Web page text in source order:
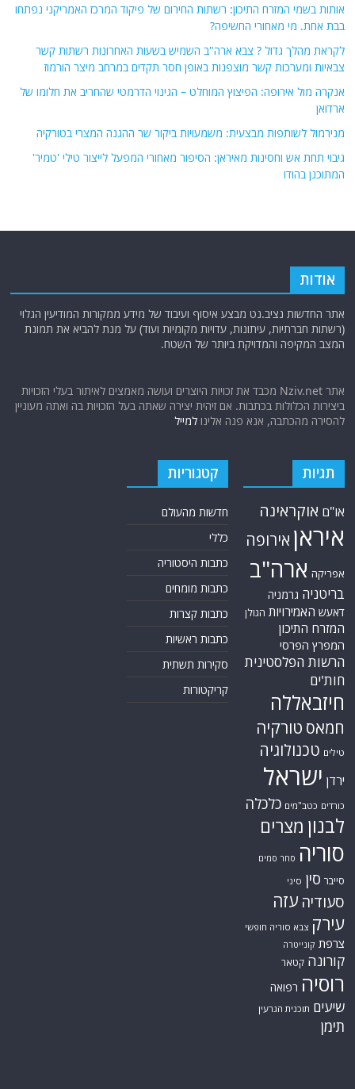
אותות בשמי המזרח התיכון: רשתות החירום של פיקוד המרכז האמריקני נפתחו
בבת אחת. מי מאחורי החשיפה?
לקראת מהלך גדול ? צבא ארה"ב השמיש בשעות האחרונות רשתות קשר
צבאיות ומערכות קשר מוצפנות באופן חסר תקדים במרחב מיצר הורמוז
אנקרה מול אירופה: הפיצוץ המוחלט – הגינוי הדרמטי שהחריב את חלומו של
ארדואן
מנירמול לשותפות מבצעית: משמעויות ביקור שר ההגנה המצרי בטורקיה
גיבוי תחת אש וחסינות מאיראן: הסיפור מאחורי המפעל לייצור טילי 'טמיר'
המתוכנן בהודו
אודות
אתר החדשות נציב.נט מבצע איסוף ועיבוד של מידע ממקורות המודיעין הגלוי
(רשתות חברתיות, עיתונות, עדויות מקומיות ועוד) על מנת להביא את תמונת
המצב המקיפה והמדויקת ביותר של השטח.
אתר Nziv.net מכבד את זכויות היוצרים ועושה מאמצים לאיתור בעלי הזכויות
ביצירות הכלולות בכתבות. אם זיהית יצירה שאתה בעל הזכויות בה ואתה מעוניין
להסירה מהכתבה, אנא פנה אלינולמייל
תגיות
או"ם אוקראינה
איראן אירופה
אפריקה ארה"ב
בריטניה גרמניה
דאעש האמירויות הגולן
המזרח התיכון
המפרץ הפרסי
הרשות הפלסטינית
חות'ים
חיזבאללה
חמאס טורקיה
טילים טכנולוגיה
ירדן ישראל
כורדים כטב"מים כלכלה
לבנון מצרים
סוריה סחר סמים
סייבר סין סיני
סעודיה עזה
עירק צבא סוריה חופשי
צרפת קונייטרה
קורונה קטאר
רוסיה רפואה
שיעים תוכנית הגרעין
תימן
קטגוריות
חדשות מהעולם
כללי
כתבות היסטוריה
כתבות מומחים
כתבות קצרות
כתבות ראשיות
סקירות תשתית
קריקטורות